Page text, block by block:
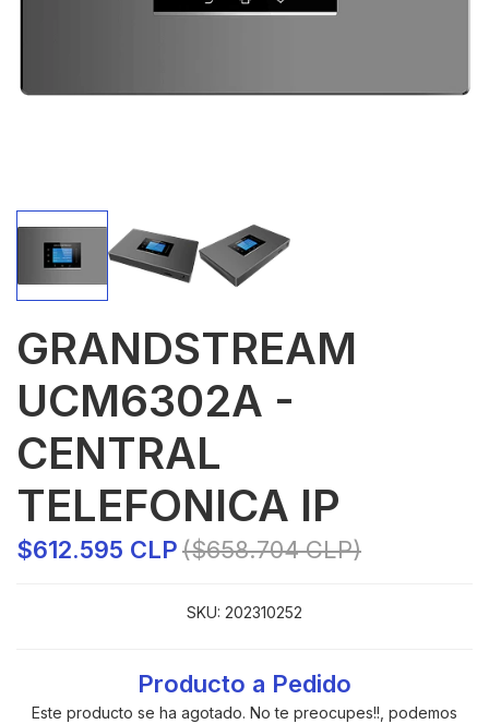
GRANDSTREAM
UCM6302A -
CENTRAL
TELEFONICA IP
$612.595 CLP($658.704 CLP)
SKU: 202310252
Producto a Pedido
Este producto se ha agotado. No te preocupes!!, podemos